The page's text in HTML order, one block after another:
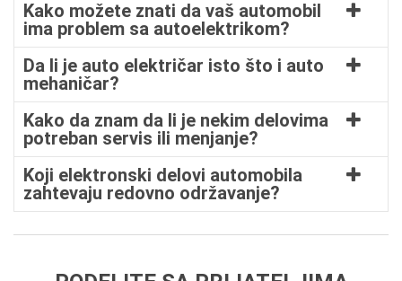
Kako možete znati da vaš automobil
ima problem sa autoelektrikom?
Da li je auto električar isto što i auto
mehaničar?
Kako da znam da li je nekim delovima
potreban servis ili menjanje?
Koji elektronski delovi automobila
zahtevaju redovno održavanje?